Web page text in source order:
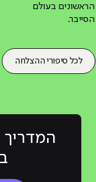
הראשונים בעולם
הסייבר.
לכל סיפורי ההצלחה
המדריך